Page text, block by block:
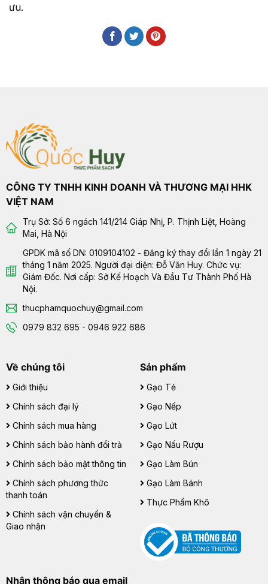
ưu.
CÔNG TY TNHH KINH DOANH VÀ THƯƠNG MẠI HHK
VIỆT NAM
Trụ Sở: Số 6 ngách 141/214 Giáp Nhị, P. Thịnh Liệt, Hoàng
Mai, Hà Nội
GPDK mã số DN: 0109104102 - Đăng ký thay đổi lần 1 ngày 21
tháng 1 năm 2025. Người đại diện: Đỗ Văn Huy. Chức vụ:
Giám Đốc. Nơi cấp: Sở Kế Hoạch Và Đầu Tư Thành Phố Hà
Nội.
thucphamquochuy@gmail.com
0979 832 695 - 0946 922 686
Về chúng tôi
Giới thiệu
Chính sách đại lý
Chính sách mua hàng
Chính sách bảo hành đổi trả
Chính sách bảo mật thông tin
Chính sách phương thức
thanh toán
Chính sách vận chuyển &
Giao nhận
Sản phẩm
Gạo Tẻ
Gạo Nếp
Gạo Lứt
Gạo Nấu Rượu
Gạo Làm Bún
Gạo Làm Bánh
Thực Phẩm Khô
Nhận thông báo qua email